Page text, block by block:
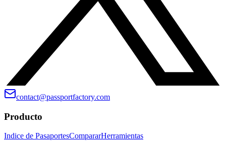
contact@passportfactory.com
Producto
Indice de PasaportesCompararHerramientas